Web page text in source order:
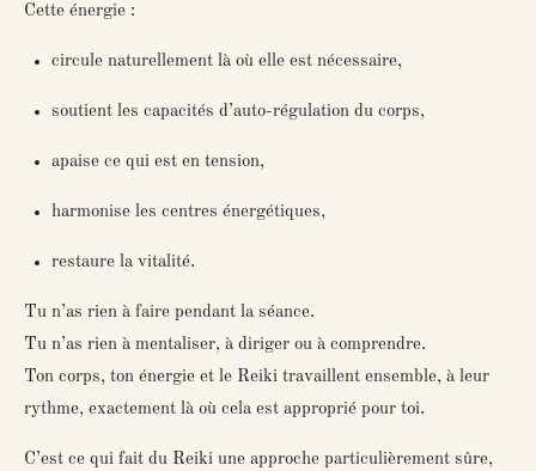
Cette énergie :
circule naturellement là où elle est nécessaire,
soutient les capacités d’auto-régulation du corps,
apaise ce qui est en tension,
harmonise les centres énergétiques,
restaure la vitalité.
Tu n’as rien à faire pendant la séance.
Tu n’as rien à mentaliser, à diriger ou à comprendre.
Ton corps, ton énergie et le Reiki travaillent ensemble, à leur
rythme, exactement là où cela est approprié pour toi.
C’est ce qui fait du Reiki une approche particulièrement sûre,